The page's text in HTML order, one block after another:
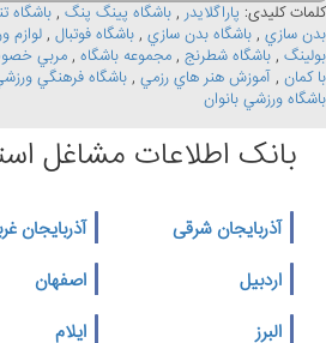
کلمات کلیدی: پاراگلايدر , باشگاه پينگ پنگ , باشگاه
بدن سازي , باشگاه بدن سازي , باشگاه فوتبال ,لوازم
بولينگ , باشگاه شطرنج , مجموعه باشگاه , مربي
با کمان , آموزش هنر هاي رزمي ,باشگاه فرهنگي
باشگاه ورزشي بانوان
بانک اطلاعات مشاغل
آذربایجان شرقی
آذربایجان
اردبیل
اصفهان
البرز
ایلام